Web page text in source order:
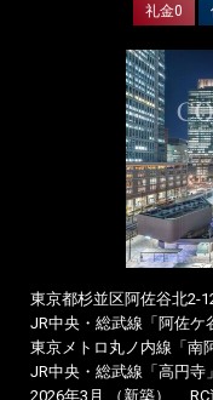
礼金0
東京都杉並区阿佐谷北2-
JR中央・総武線「阿佐ケ
東京メトロ丸ノ内線「南
JR中央・総武線「高円寺
2026年3月 （新築）